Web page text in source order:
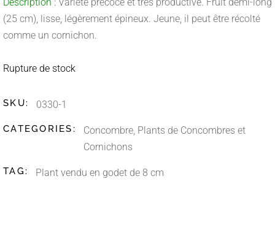
(25 cm), lisse, légèrement épineux. Jeune, il peut être récolté
comme un cornichon.
Rupture de stock
SKU: 0330-1
CATEGORIES: Concombre, Plants de Concombres et
Cornichons
TAG: Plant vendu en godet de 8 cm